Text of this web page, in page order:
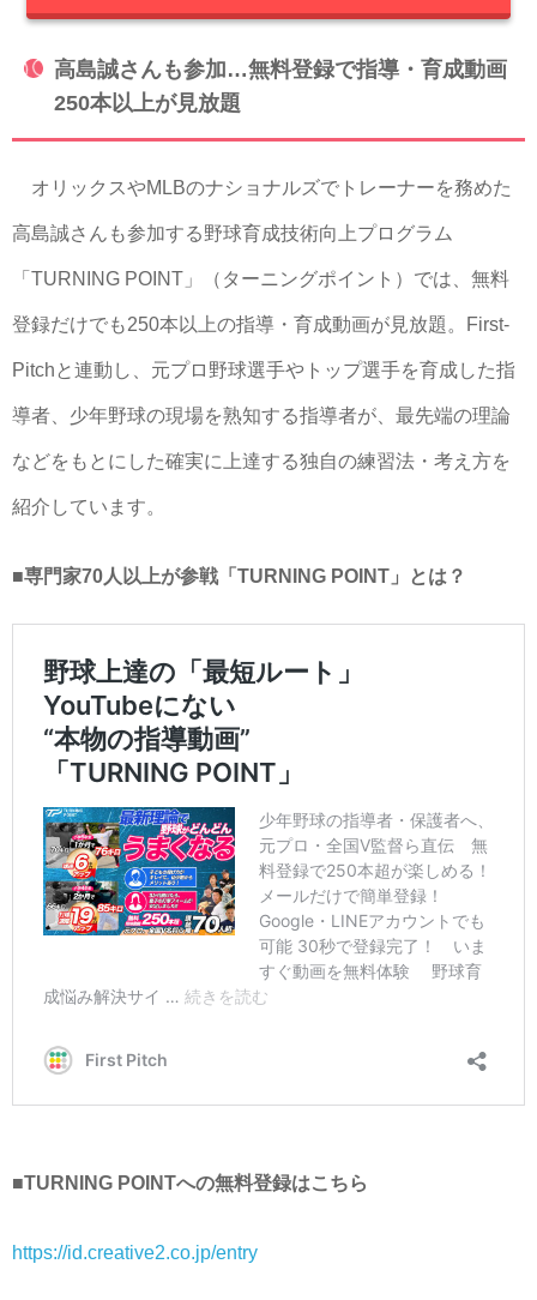
高島誠さんも参加…無料登録で指導・育成動画
250本以上が見放題
オリックスやMLBのナショナルズでトレーナーを務めた
高島誠さんも参加する野球育成技術向上プログラム
「TURNING POINT」（ターニングポイント）では、無料
登録だけでも250本以上の指導・育成動画が見放題。First-
Pitchと連動し、元プロ野球選手やトップ選手を育成した指
導者、少年野球の現場を熟知する指導者が、最先端の理論
などをもとにした確実に上達する独自の練習法・考え方を
紹介しています。
■専門家70人以上が参戦「TURNING POINT」とは？
■TURNING POINTへの無料登録はこちら
https://id.creative2.co.jp/entry